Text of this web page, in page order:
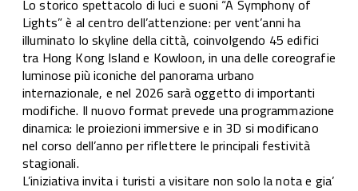
Lo storico spettacolo di luci e suoni “A Symphony of
Lights” è al centro dell’attenzione: per vent’anni ha
illuminato lo skyline della città, coinvolgendo 45 edifici
tra Hong Kong Island e Kowloon, in una delle coreografie
luminose più iconiche del panorama urbano
internazionale, e nel 2026 sarà oggetto di importanti
modifiche. Il nuovo format prevede una programmazione
dinamica: le proiezioni immersive e in 3D si modificano
nel corso dell’anno per riflettere le principali festività
stagionali.
L’iniziativa invita i turisti a visitare non solo la nota e gia’